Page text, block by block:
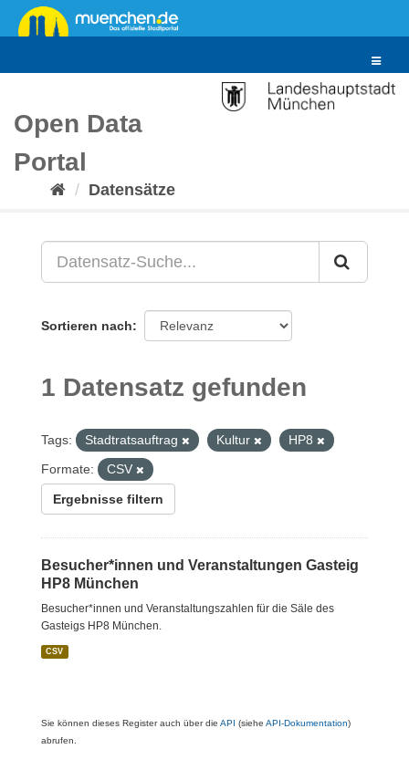
Überspringen
zum
Toggle
Open Data
Portal
Datensätze
Sortieren nach
1 Datensatz gefunden
Tags: Stadtratsauftrag Kultur
HP8
Formate:
CSV
Ergebnisse filtern
Besucher*innen und Veranstaltungen Gasteig
HP8 München
Besucher*innen und Veranstaltungszahlen für die Säle des
Gasteigs HP8 München.
CSV
Sie können dieses Register auch über die API (siehe API-Dokumentation)
abrufen.